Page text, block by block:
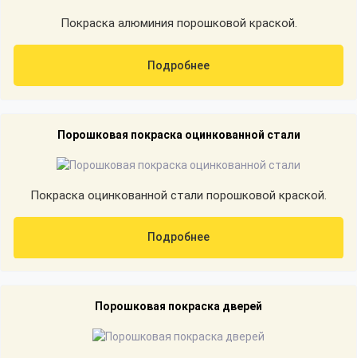
Покраска алюминия порошковой краской.
Подробнее
Порошковая покраска оцинкованной стали
Покраска оцинкованной стали порошковой краской.
Подробнее
Порошковая покраска дверей